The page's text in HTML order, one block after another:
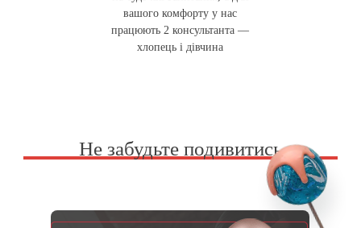
вашого комфорту у нас
працюють 2 консультанта —
хлопець і дівчина
Не забудьте подивитись